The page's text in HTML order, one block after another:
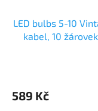
LED bulbs 5-10
kabel, 10
589 Kč